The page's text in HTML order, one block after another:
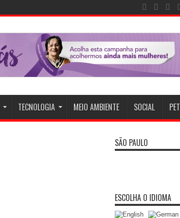
TECNOLOGIA MEIO AMBIENTE SOCIAL PET
SÃO PAULO
ESCOLHA O IDIOMA